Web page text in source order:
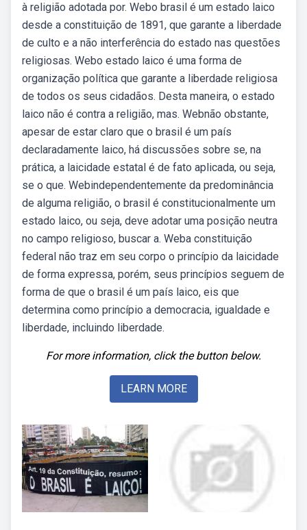
à religião adotada por. Webo brasil é um estado laico
desde a constituição de 1891, que garante a liberdade
de culto e a não interferência do estado nas questões
religiosas. Webo estado laico é uma forma de
organização política que garante a liberdade religiosa
de todos os seus cidadãos. Desta maneira, o estado
laico não é contra a religião, mas. Webnão obstante,
apesar de estar claro que o brasil é um país
declaradamente laico, há discussões sobre se, na
prática, a laicidade estatal é de fato aplicada, ou seja,
se o que. Webindependentemente da predominância
de alguma religião, o brasil é constitucionalmente um
estado laico, ou seja, deve adotar uma posição neutra
no campo religioso, buscar a. Weba constituição
federal não traz em seu corpo o princípio da laicidade
de forma expressa, porém, seus princípios seguem de
forma de que o brasil é um país laico, eis que
determina como princípio a democracia, igualdade e
liberdade, incluindo liberdade.
For more information, click the button below.
LEARN MORE